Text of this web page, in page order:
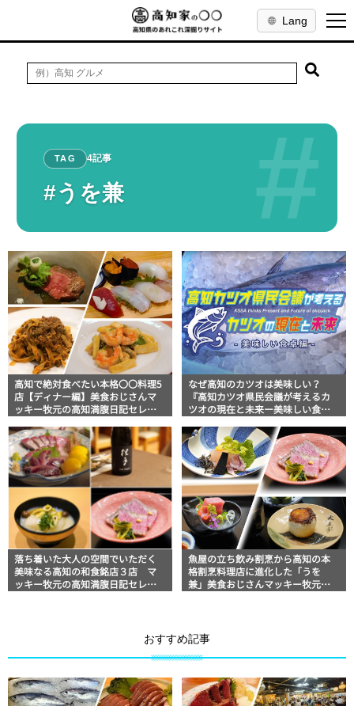
Lang
#
TAG 4記事
#うを兼
高知で絶対食べたい本格〇〇料理5
店【ディナー編】美食おじさんマ
ッキー牧元の高知満腹日記セレク
なぜ高知のカツオは美味しい？
『高知カツオ県民会議が考えるカ
ツオの現在と未来ー美味しい食卓
落ち着いた大人の空間でいただく
美味なる高知の和食銘店３店 マ
ッキー牧元の高知満腹日記セレク
魚屋の立ち飲み割烹から高知の本
格割烹料理店に進化した「うを
兼」美食おじさんマッキー牧元の
おすすめ記事